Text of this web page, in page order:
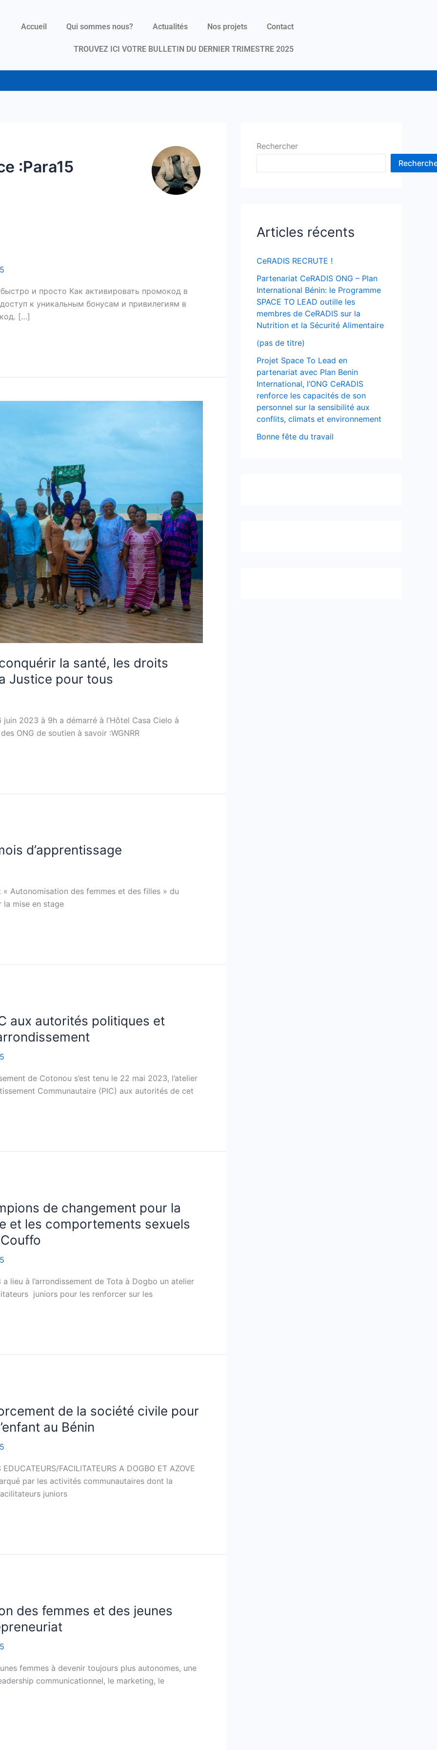
Accueil Qui sommes nous? Actualités Nos projets Contact
TROUVEZ ICI VOTRE BULLETIN DU DERNIER TRIMESTRE 2025
:Para15
и просто Как активировать промокод в
к уникальным бонусам и привилегиям в
[…]
la santé, les droits
Justice pour tous
2023 à 9h a démarré à l’Hôtel Casa Cielo à
ONG de soutien à savoir :WGNRR
d’apprentissage
Autonomisation des femmes et des filles » du
la mise en stage
aux autorités politiques et
de Cotonou s’est tenu le 22 mai 2023, l’atelier
Communautaire (PIC) aux autorités de cet
de changement pour la
et les comportements sexuels
lieu à l’arrondissement de Tota à Dogbo un atelier
juniors pour les renforcer sur les
de la société civile pour
au Bénin
FACILITATEURS A DOGBO ET AZOVE
par les activités communautaires dont la
juniors
des femmes et des jeunes
femmes à devenir toujours plus autonomes, une
communicationnel, le marketing, le
Rechercher
Articles récents
CeRADIS RECRUTE !
Partenariat CeRADIS ONG – Plan
International Bénin: le Programme
SPACE TO LEAD outille les
membres de CeRADIS sur la
Nutrition et la Sécurité Alimentaire
(pas de titre)
Projet Space To Lead en
partenariat avec Plan Benin
International, l’ONG CeRADIS
renforce les capacités de son
personnel sur la sensibilité aux
conflits, climats et environnement
Bonne fête du travail